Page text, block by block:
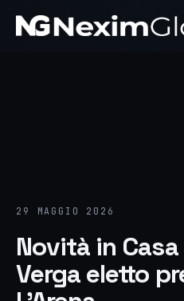
29 MAGGIO 2026
Novità in
Verga eletto